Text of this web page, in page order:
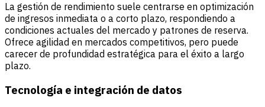
La gestión de rendimiento suele centrarse en optimización
de ingresos inmediata o a corto plazo, respondiendo a
condiciones actuales del mercado y patrones de reserva.
Ofrece agilidad en mercados competitivos, pero puede
carecer de profundidad estratégica para el éxito a largo
plazo.
Tecnología e integración de datos